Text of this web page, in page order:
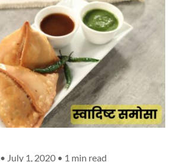
• July 1, 2020 • 1 min read